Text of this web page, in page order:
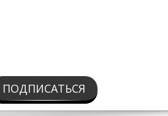
ПОДПИСАТЬСЯ